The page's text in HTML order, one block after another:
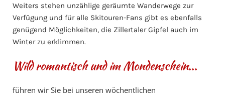
Weiters stehen unzählige geräumte Wanderwege zur
Verfügung und für alle Skitouren-Fans gibt es ebenfalls
genügend Möglichkeiten, die Zillertaler Gipfel auch im
Winter zu erklimmen.
Wild romantisch und im Mondenschein...
führen wir Sie bei unseren wöchentlichen